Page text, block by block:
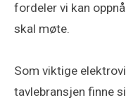
fordeler vi kan
skal møte.
Som viktige
tavlebransjen finne